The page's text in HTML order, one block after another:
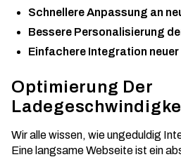
Schnellere Anpassung an
Bessere Personalisierung
Einfachere Integration
Optimierung Der
Wir alle wissen, wie ungeduldig
Eine langsame Webseite ist ein